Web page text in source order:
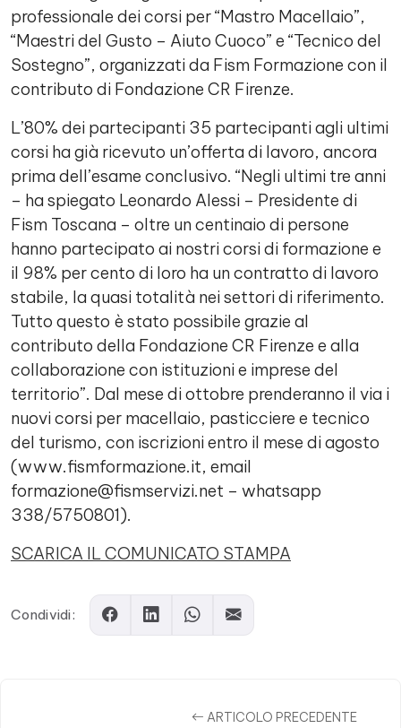
professionale dei corsi per “Mastro Macellaio”,
“Maestri del Gusto – Aiuto Cuoco” e “Tecnico del
Sostegno”, organizzati da Fism Formazione con il
contributo di Fondazione CR Firenze.
L’80% dei partecipanti 35 partecipanti agli ultimi
corsi ha già ricevuto un’offerta di lavoro, ancora
prima dell’esame conclusivo. “Negli ultimi tre anni
– ha spiegato Leonardo Alessi – Presidente di
Fism Toscana – oltre un centinaio di persone
hanno partecipato ai nostri corsi di formazione e
il 98% per cento di loro ha un contratto di lavoro
stabile, la quasi totalità nei settori di riferimento.
Tutto questo è stato possibile grazie al
contributo della Fondazione CR Firenze e alla
collaborazione con istituzioni e imprese del
territorio”. Dal mese di ottobre prenderanno il via i
nuovi corsi per macellaio, pasticciere e tecnico
del turismo, con iscrizioni entro il mese di agosto
(www.fismformazione.it, email
formazione@fismservizi.net – whatsapp
338/5750801).
SCARICA IL COMUNICATO STAMPA
Condividi:
ARTICOLO PRECEDENTE